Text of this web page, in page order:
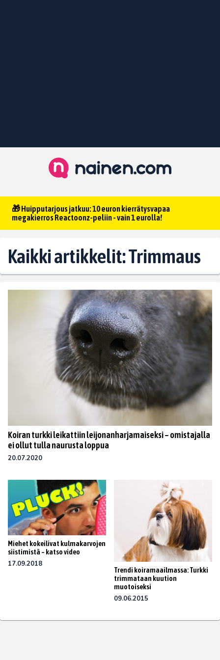
🎁 Huipputarjous jatkuu: 10 euron kierrätysvapaa
megakierros Reactoonz-peliin - vain 1 eurolla!
Kaikki artikkelit: Trimmaus
Koiran turkki leikattiin leijonanharjamaiseksi – omistajalla
ei ollut tulla naurusta loppua
20.07.2020
Miehet kokeilivat kulmakarvojen
siistimistä – katso video
17.09.2018
Trendi koiramaailmassa: Turkki
trimmataan kuution
muotoiseksi
09.06.2015